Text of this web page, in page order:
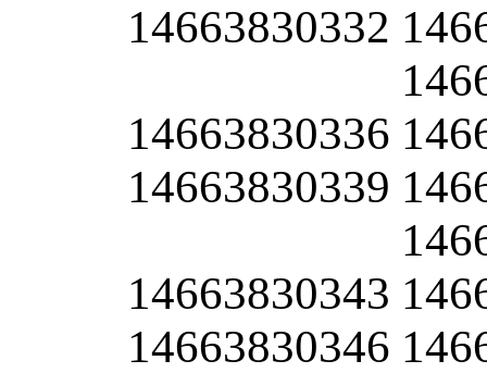
14663830332
14663830336
14663830339
14663830343
14663830346